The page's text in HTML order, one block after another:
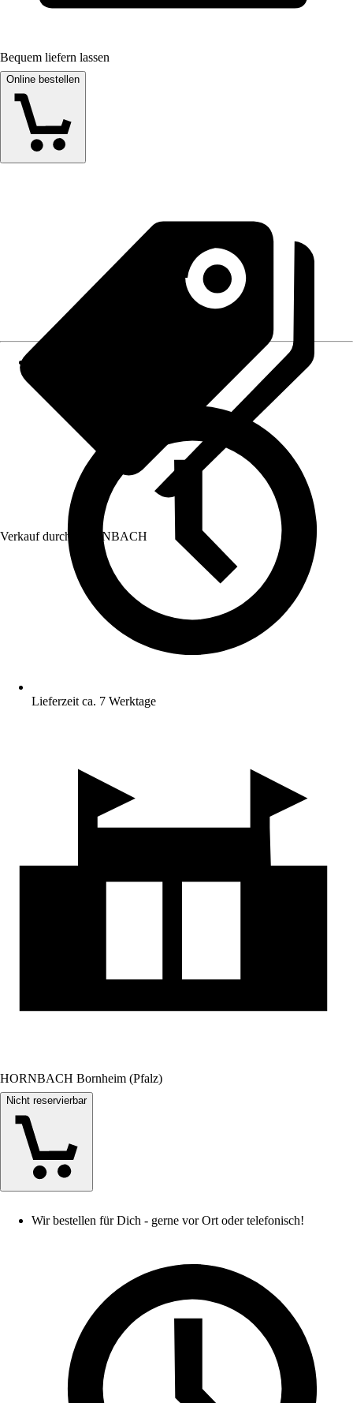
Bequem liefern lassen
Online bestellen
Verkauf durch: HORNBACH
Lieferzeit ca. 7 Werktage
HORNBACH Bornheim (Pfalz)
Nicht reservierbar
Wir bestellen für Dich - gerne vor Ort oder telefonisch!